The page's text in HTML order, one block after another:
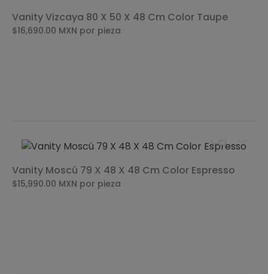
Vanity Vizcaya 80 X 50 X 48 Cm Color Taupe
$16,690.00 MXN por pieza
Vanity Moscú 79 X 48 X 48 Cm Color Espresso
$15,990.00 MXN por pieza